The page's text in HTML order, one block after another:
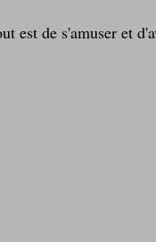
est de s'amuser et